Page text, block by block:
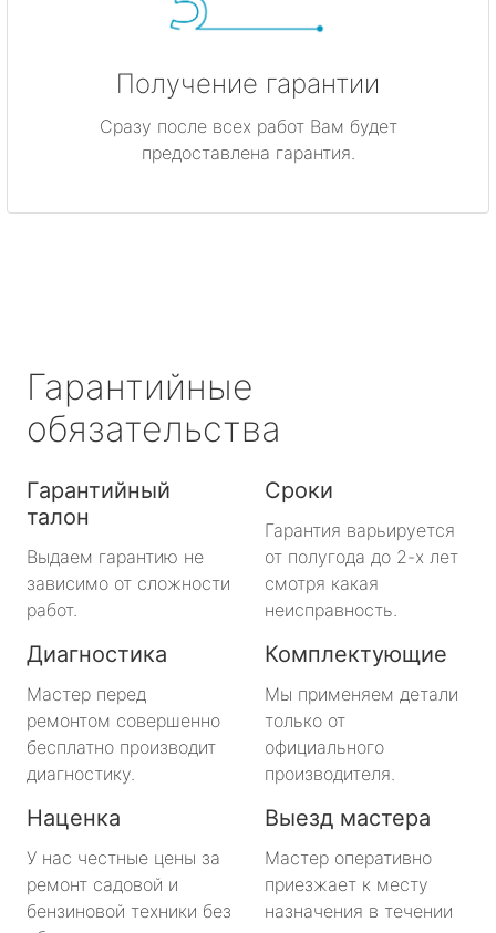
Получение гарантии
Сразу после всех работ Вам будет
предоставлена гарантия.
Гарантийные
обязательства
Гарантийный
талон
Выдаем гарантию не
зависимо от сложности
работ.
Сроки
Гарантия варьируется
от полугода до 2-х лет
смотря какая
неисправность.
Диагностика
Мастер перед
ремонтом совершенно
бесплатно производит
диагностику.
Комплектующие
Мы применяем детали
только от
официального
производителя.
Наценка
У нас честные цены за
ремонт садовой и
бензиновой техники без
Выезд мастера
Мастер оперативно
приезжает к месту
назначения в течении